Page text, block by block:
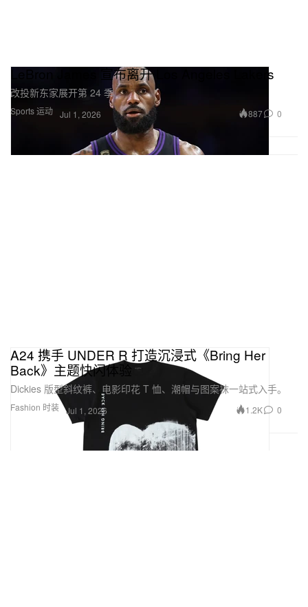
Sports 运动
LeBron James 宣布离开 Los Angeles Lakers
改投新东家展开第 24 季
Jul 1, 2026 887 0
Fashion 时装
A24 携手 UNDER R 打造沉浸式《Bring Her
Back》主题快闪体验
Dickies 版型斜纹裤、电影印花 T 恤、潮帽与图案袜一站式入手。
Jul 1, 2026 1.2K 0